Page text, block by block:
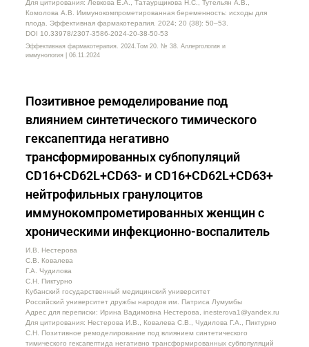
Для цитирования: Левкова Е.А., Татаурщикова Н.С., Тутельян А.В.,
Комолова А.В. Иммунокомпрометированная беременность: исходы для
плода. Эффективная фармакотерапия. 2024; 20 (38): 50–53.
DOI 10.33978/2307-3586-2024-20-38-50-53
Эффективная фармакотерапия. 2024.Том 20. № 38. Аллергология и
иммунология | 06.11.2024
Позитивное ремоделирование под
влиянием синтетического тимического
гексапептида негативно
трансформированных субпопуляций
CD16+CD62L+CD63- и CD16+CD62L+CD63+
нейтрофильных гранулоцитов
иммунокомпрометированных женщин с
хроническими инфекционно-воспалитель
И.В. Нестерова
С.В. Ковалева
Г.А. Чудилова
С.Н. Пиктурно
Кубанский государственный медицинский университет
Российский университет дружбы народов им. Патриса Лумумбы
Адрес для переписки: Ирина Вадимовна Нестерова, inesterova1@yandex.ru
Для цитирования: Нестерова И.В., Ковалева С.В., Чудилова Г.А., Пиктурно
С.Н. Позитивное ремоделирование под влиянием синтетического
тимического гексапептида негативно трансформированных субпопуляций